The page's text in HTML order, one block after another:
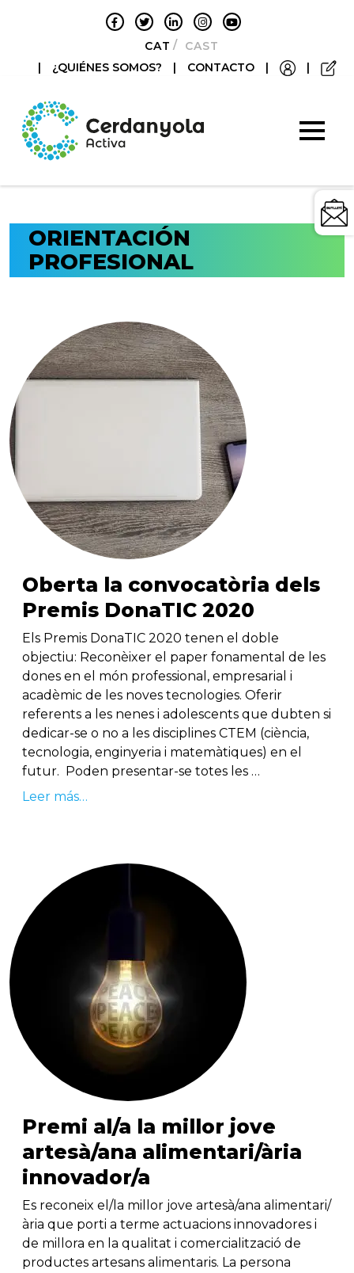
CATALÀCASTELLANO
|
¿QUIÉNES SOMOS? | CONTACTO | |
ORIENTACIÓN
PROFESIONAL
Oberta la convocatòria dels
Premis DonaTIC 2020
Els Premis DonaTIC 2020 tenen el doble
objectiu: Reconèixer el paper fonamental de les
dones en el món professional, empresarial i
acadèmic de les noves tecnologies. Oferir
referents a les nenes i adolescents que dubten si
dedicar-se o no a les disciplines CTEM (ciència,
tecnologia, enginyeria i matemàtiques) en el
futur. Poden presentar-se totes les …
Leer más…
Premi al/a la millor jove
artesà/ana alimentari/ària
innovador/a
Es reconeix el/la millor jove artesà/ana alimentari/
ària que porti a terme actuacions innovadores i
de millora en la qualitat i comercialització de
productes artesans alimentaris. La persona